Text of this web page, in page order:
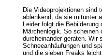
Die Videoprojektionen sind
ablenkend, da sie mitunter
Leider folgt die
Märchenlogik. So
durcheinander geraten. Wir
Schneeanhäufungen und
und die sieben Freaks